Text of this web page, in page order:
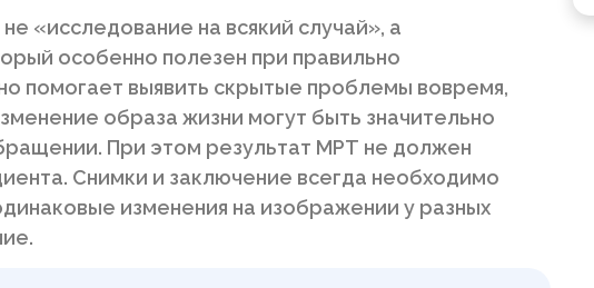
«исследование на всякий случай», а
особенно полезен при правильно
помогает выявить скрытые проблемы вовремя,
образа жизни могут быть значительно
При этом результат МРТ не должен
Снимки и заключение всегда необходимо
изменения на изображении у разных